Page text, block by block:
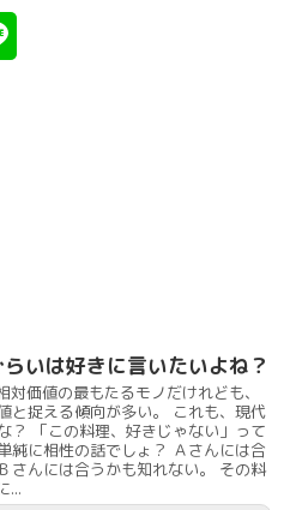
いは好きに言いたいよね？
対価値の最もたるモノだけれども、
と捉える傾向が多い。 これも、現代
？ 「この料理、好きじゃない」って
純に相性の話でしょ？ Ａさんには合
さんには合うかも知れない。 その料
...